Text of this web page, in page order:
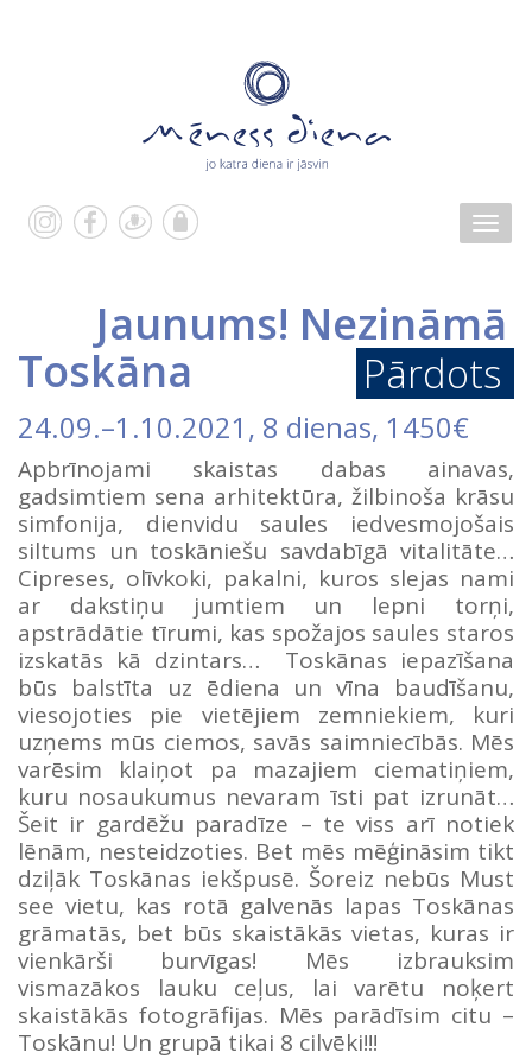
Jaunums! Nezināmā
Toskāna
Pārdots
24.09.–1.10.2021 , 8 dienas, 1450€
Apbrīnojami skaistas dabas ainavas,
gadsimtiem sena arhitektūra, žilbinoša krāsu
simfonija, dienvidu saules iedvesmojošais
siltums un toskāniešu savdabīgā vitalitāte…
Cipreses, olīvkoki, pakalni, kuros slejas nami
ar dakstiņu jumtiem un lepni torņi,
apstrādātie tīrumi, kas spožajos saules staros
izskatās kā dzintars… Toskānas iepazīšana
būs balstīta uz ēdiena un vīna baudīšanu,
viesojoties pie vietējiem zemniekiem, kuri
uzņems mūs ciemos, savās saimniecībās. Mēs
varēsim klaiņot pa mazajiem ciematiņiem,
kuru nosaukumus nevaram īsti pat izrunāt…
Šeit ir gardēžu paradīze – te viss arī notiek
lēnām, nesteidzoties. Bet mēs mēģināsim tikt
dziļāk Toskānas iekšpusē. Šoreiz nebūs Must
see vietu, kas rotā galvenās lapas Toskānas
grāmatās, bet būs skaistākās vietas, kuras ir
vienkārši burvīgas! Mēs izbrauksim
vismazākos lauku ceļus, lai varētu noķert
skaistākās fotogrāfijas. Mēs parādīsim citu –
Toskānu! Un grupā tikai 8 cilvēki!!!